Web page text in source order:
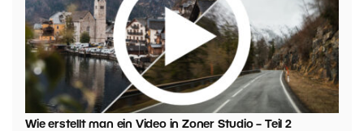
Wie erstellt man ein Video in Zoner Studio – Teil 2